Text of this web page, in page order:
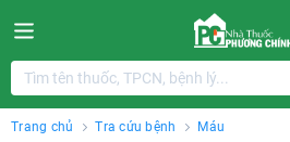
Trang chủ Tra cứu bệnh Máu